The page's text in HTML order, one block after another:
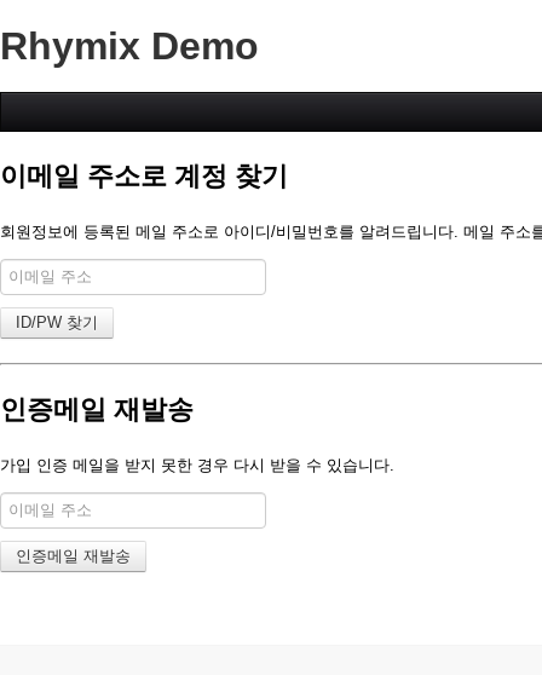
Rhymix Demo
이메일 주소로 계정 찾기
회원정보에 등록된 메일 주소로 아이디/비밀번호를 알려드립니다. 메일 주
인증메일 재발송
가입 인증 메일을 받지 못한 경우 다시 받을 수 있습니다.